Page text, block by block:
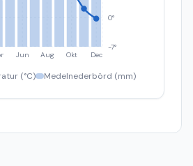
Jun Aug Okt Dec
-7°
0°
(°C) Medelnederbörd (mm)